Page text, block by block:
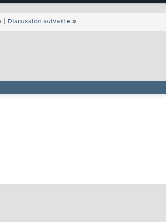
Discussion suivante »